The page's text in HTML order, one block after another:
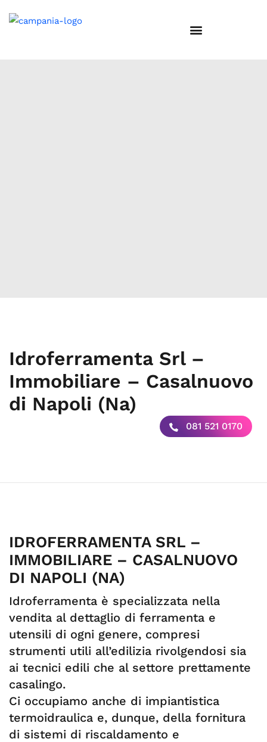
Idroferramenta Srl –
Immobiliare – Casalnuovo
di Napoli (Na)
081 521 0170
IDROFERRAMENTA SRL –
IMMOBILIARE – CASALNUOVO
DI NAPOLI (NA)
Idroferramenta è specializzata nella
vendita al dettaglio di ferramenta e
utensili di ogni genere, compresi
strumenti utili all’edilizia rivolgendosi sia
ai tecnici edili che al settore prettamente
casalingo.
Ci occupiamo anche di impiantistica
termoidraulica e, dunque, della fornitura
di sistemi di riscaldamento e